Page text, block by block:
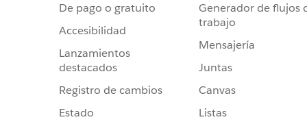
De pago o gratuito
Accesibilidad
Lanzamientos
destacados
Registro de cambios
Estado
Generador de flujos
trabajo
Mensajería
Juntas
Canvas
Listas